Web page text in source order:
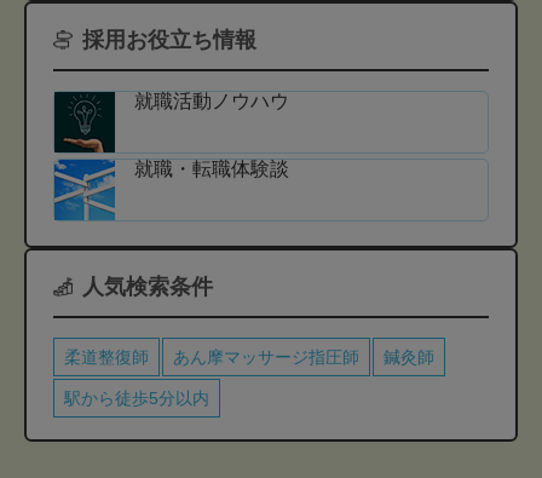
採用お役立ち情報
就職活動ノウハウ
就職・転職体験談
人気検索条件
柔道整復師 あん摩マッサージ指圧師 鍼灸師
駅から徒歩5分以内